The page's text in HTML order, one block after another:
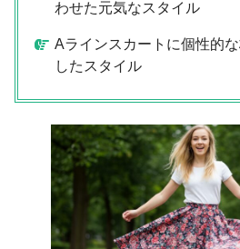
わせた元気なスタイル
Aラインスカートに個性的
したスタイル